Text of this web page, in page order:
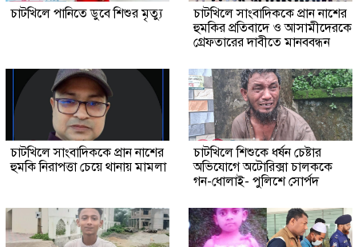
চাটখিলে পানিতে ডুবে শিশুর মৃত্যু
চাটখিলে সাংবাদিককে প্রান নাশের
হুমকির প্রতিবাদে ও আসামীদেরকে
গ্রেফতারের দাবীতে মানববন্ধন
চাটখিলে সাংবাদিককে প্রান নাশের
হুমকি নিরাপত্তা চেয়ে থানায় মামলা
চাটখিলে শিশুকে ধর্ষন চেষ্টার
অভিযোগে অটোরিক্সা চালককে
গন-ধোলাই- পুলিশে সোর্পদ